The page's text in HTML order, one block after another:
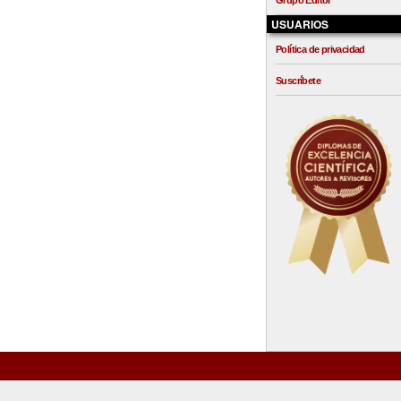
USUARIOS
Política de privacidad
Suscríbete